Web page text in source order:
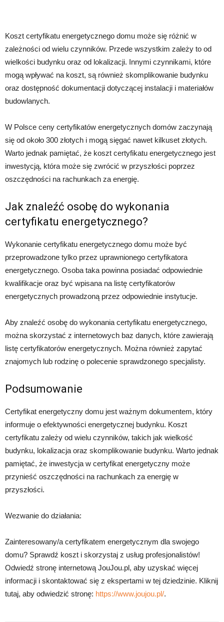
Koszt certyfikatu energetycznego domu może się różnić w
zależności od wielu czynników. Przede wszystkim zależy to od
wielkości budynku oraz od lokalizacji. Innymi czynnikami, które
mogą wpływać na koszt, są również skomplikowanie budynku
oraz dostępność dokumentacji dotyczącej instalacji i materiałów
budowlanych.
W Polsce ceny certyfikatów energetycznych domów zaczynają
się od około 300 złotych i mogą sięgać nawet kilkuset złotych.
Warto jednak pamiętać, że koszt certyfikatu energetycznego jest
inwestycją, która może się zwrócić w przyszłości poprzez
oszczędności na rachunkach za energię.
Jak znaleźć osobę do wykonania
certyfikatu energetycznego?
Wykonanie certyfikatu energetycznego domu może być
przeprowadzone tylko przez uprawnionego certyfikatora
energetycznego. Osoba taka powinna posiadać odpowiednie
kwalifikacje oraz być wpisana na listę certyfikatorów
energetycznych prowadzoną przez odpowiednie instytucje.
Aby znaleźć osobę do wykonania certyfikatu energetycznego,
można skorzystać z internetowych baz danych, które zawierają
listę certyfikatorów energetycznych. Można również zapytać
znajomych lub rodzinę o polecenie sprawdzonego specjalisty.
Podsumowanie
Certyfikat energetyczny domu jest ważnym dokumentem, który
informuje o efektywności energetycznej budynku. Koszt
certyfikatu zależy od wielu czynników, takich jak wielkość
budynku, lokalizacja oraz skomplikowanie budynku. Warto jednak
pamiętać, że inwestycja w certyfikat energetyczny może
przynieść oszczędności na rachunkach za energię w
przyszłości.
Wezwanie do działania:
Zainteresowany/a certyfikatem energetycznym dla swojego
domu? Sprawdź koszt i skorzystaj z usług profesjonalistów!
Odwiedź stronę internetową JouJou.pl, aby uzyskać więcej
informacji i skontaktować się z ekspertami w tej dziedzinie. Kliknij
tutaj, aby odwiedzić stronę: https://www.joujou.pl/.